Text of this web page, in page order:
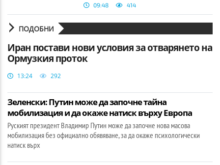
09:48 414
ПОДОБНИ
Иран постави нови условия за отварянето на
Ормузкия проток
13:24 292
Зеленски: Путин може да започне тайна
мобилизация и да окаже натиск върху Европа
Руският президент Владимир Путин може да започне нова масова
мобилизация без официално обявяване, за да окаже психологически
натиск върх